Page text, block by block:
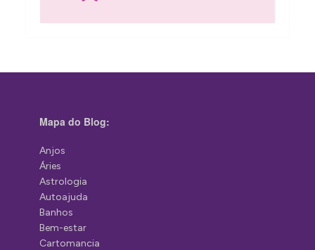
Mapa do Blog:
Anjos
Áries
Astrologia
Autoajuda
Banhos
Bem-estar
Cartomancia